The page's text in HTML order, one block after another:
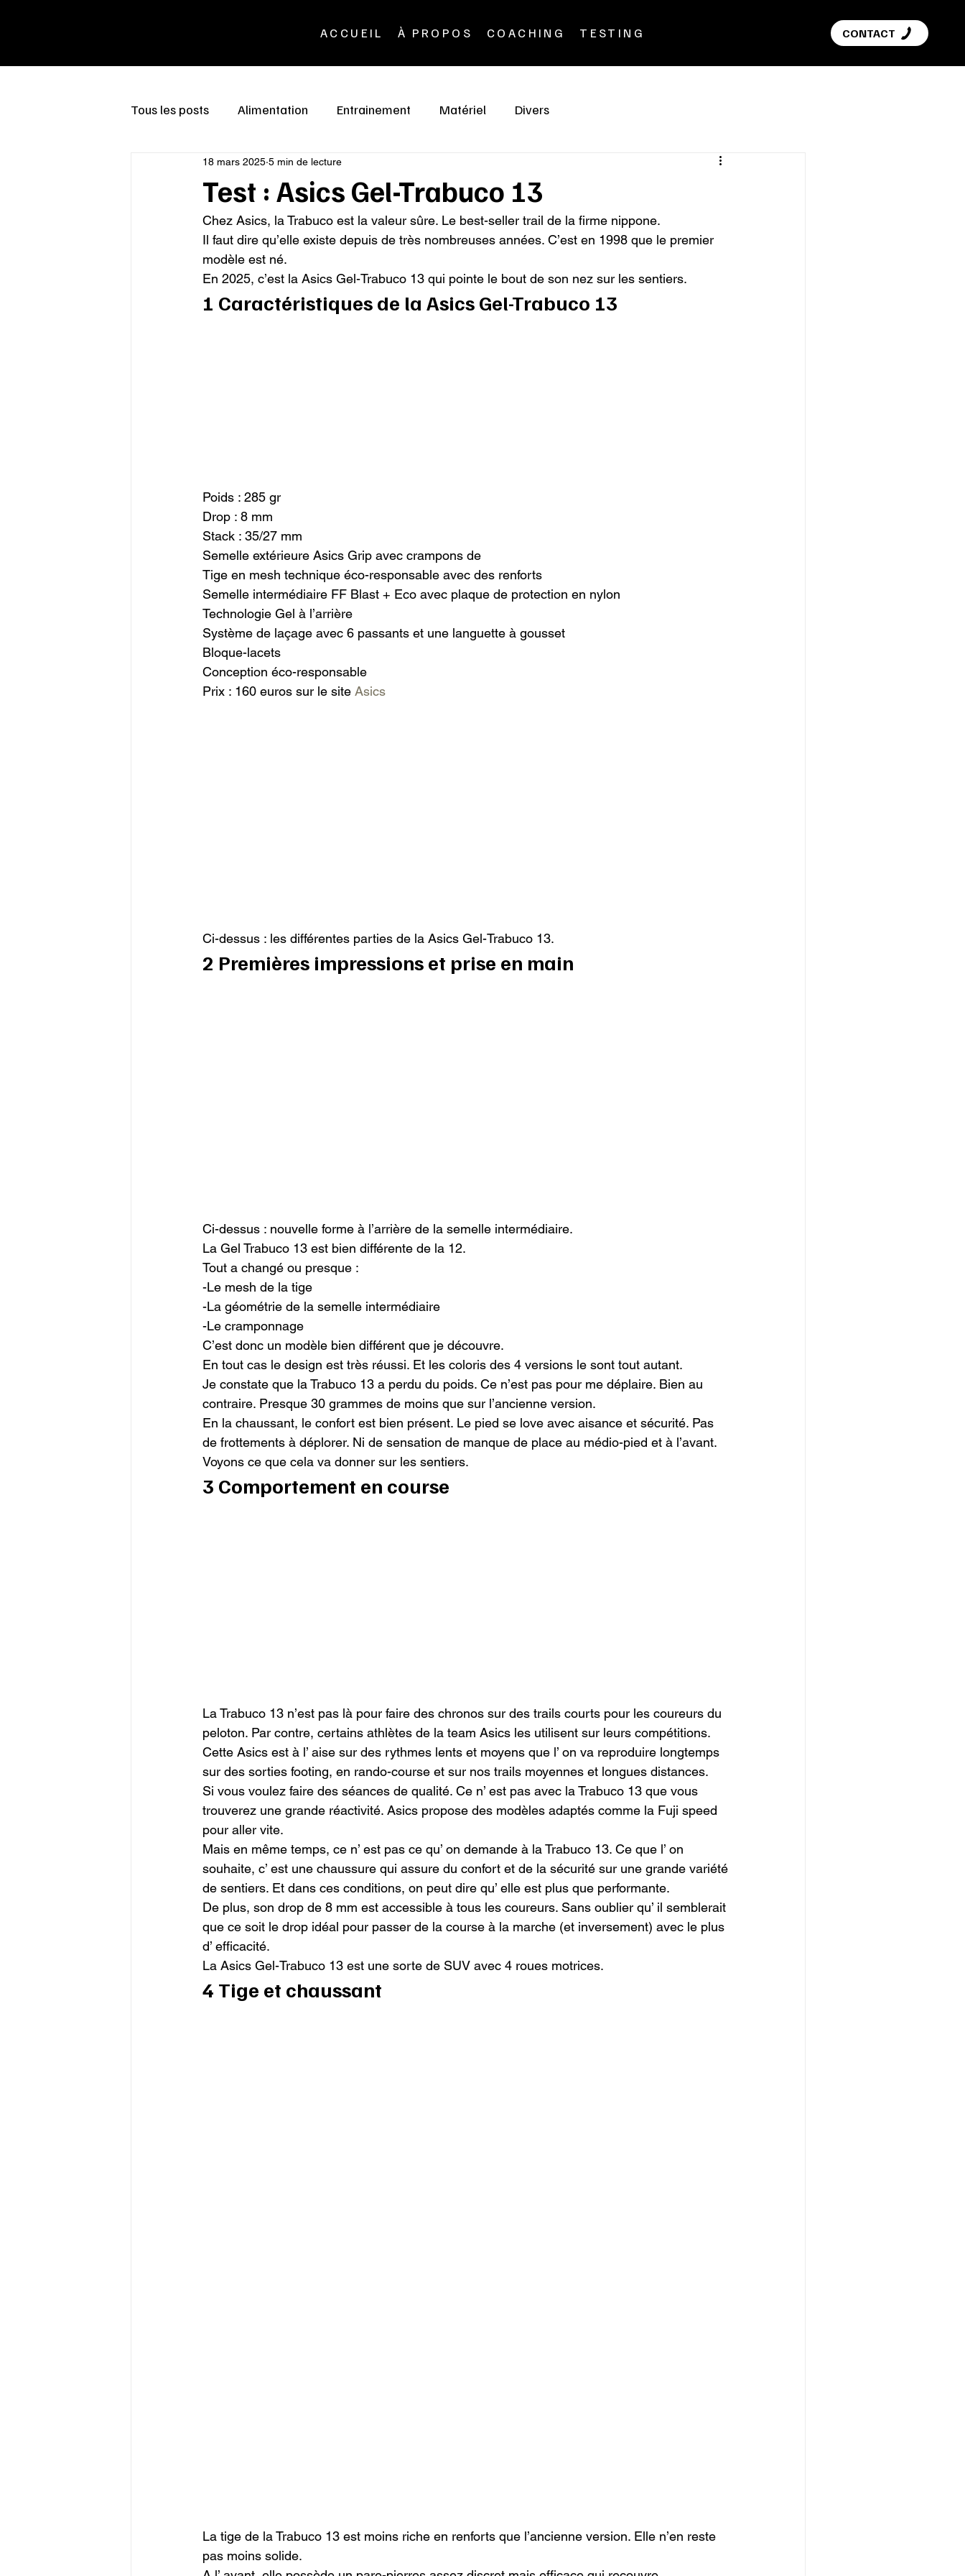
ACCUEIL À PROPOS COACHING TESTING CONTACT
Tous les posts Alimentation Entrainement Matériel Divers
Test : Asics Gel-Trabuco 13
18 mars 2025 5 min de lecture
Chez Asics, la Trabuco est la valeur sûre. Le best-seller trail de la firme nippone.
Il faut dire qu’elle existe depuis de très nombreuses années. C’est en 1998 que le premier
modèle est né.
En 2025, c’est la Asics Gel-Trabuco 13 qui pointe le bout de son nez sur les sentiers.
1 Caractéristiques de la Asics Gel-Trabuco 13
Poids : 285 gr
Drop : 8 mm
Stack : 35/27 mm
Semelle extérieure Asics Grip avec crampons de
Tige en mesh technique éco-responsable avec des renforts
Semelle intermédiaire FF Blast + Eco avec plaque de protection en nylon
Technologie Gel à l’arrière
Système de laçage avec 6 passants et une languette à gousset
Bloque-lacets
Conception éco-responsable
Prix : 160 euros sur le site Asics
Ci-dessus : les différentes parties de la Asics Gel-Trabuco 13.
2 Premières impressions et prise en main
Ci-dessus : nouvelle forme à l’arrière de la semelle intermédiaire.
La Gel Trabuco 13 est bien différente de la 12.
Tout a changé ou presque :
-Le mesh de la tige
-La géométrie de la semelle intermédiaire
-Le cramponnage
C’est donc un modèle bien différent que je découvre.
En tout cas le design est très réussi. Et les coloris des 4 versions le sont tout autant.
Je constate que la Trabuco 13 a perdu du poids. Ce n’est pas pour me déplaire. Bien au
contraire. Presque 30 grammes de moins que sur l’ancienne version.
En la chaussant, le confort est bien présent. Le pied se love avec aisance et sécurité. Pas
de frottements à déplorer. Ni de sensation de manque de place au médio-pied et à l’avant.
Voyons ce que cela va donner sur les sentiers.
3 Comportement en course
La Trabuco 13 n’est pas là pour faire des chronos sur des trails courts pour les coureurs du
peloton. Par contre, certains athlètes de la team Asics les utilisent sur leurs compétitions.
Cette Asics est à l’ aise sur des rythmes lents et moyens que l’ on va reproduire longtemps
sur des sorties footing, en rando-course et sur nos trails moyennes et longues distances.
Si vous voulez faire des séances de qualité. Ce n’ est pas avec la Trabuco 13 que vous
trouverez une grande réactivité. Asics propose des modèles adaptés comme la Fuji speed
pour aller vite.
Mais en même temps, ce n’ est pas ce qu’ on demande à la Trabuco 13. Ce que l’ on
souhaite, c’ est une chaussure qui assure du confort et de la sécurité sur une grande variété
de sentiers. Et dans ces conditions, on peut dire qu’ elle est plus que performante.
De plus, son drop de 8 mm est accessible à tous les coureurs. Sans oublier qu’ il semblerait
que ce soit le drop idéal pour passer de la course à la marche (et inversement) avec le plus
d’ efficacité.
La Asics Gel-Trabuco 13 est une sorte de SUV avec 4 roues motrices.
4 Tige et chaussant
La tige de la Trabuco 13 est moins riche en renforts que l’ancienne version. Elle n’en reste
pas moins solide.